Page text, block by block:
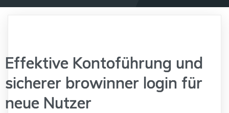
Effektive Kontoführung und
sicherer browinner login für
neue Nutzer